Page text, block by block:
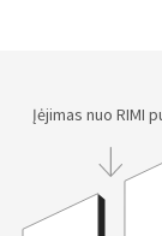
Įėjimas nuo RIMI